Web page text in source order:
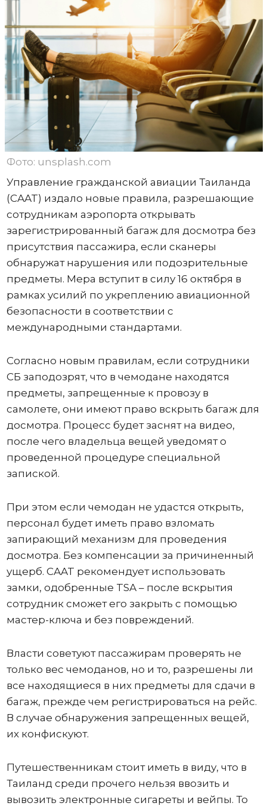
Фото: unsplash.com
Управление гражданской авиации Таиланда
(CAAT) издало новые правила, разрешающие
сотрудникам аэропорта открывать
зарегистрированный багаж для досмотра без
присутствия пассажира, если сканеры
обнаружат нарушения или подозрительные
предметы. Мера вступит в силу 16 октября в
рамках усилий по укреплению авиационной
безопасности в соответствии с
международными стандартами.
Согласно новым правилам, если сотрудники
СБ заподозрят, что в чемодане ​​находятся
предметы, запрещенные к провозу в
самолете, они имеют право вскрыть багаж для
досмотра. Процесс будет заснят на видео,
после чего владельца вещей уведомят о
проведенной процедуре специальной
запиской.
При этом если чемодан не удастся открыть,
персонал будет иметь право взломать
запирающий механизм для проведения
досмотра. Без компенсации за причиненный
ущерб. CAAT рекомендует использовать
замки, одобренные TSA – после вскрытия
сотрудник сможет его закрыть с помощью
мастер-ключа и без повреждений.
Власти советуют пассажирам проверять не
только вес чемоданов, но и то, разрешены ли
все находящиеся в них предметы для сдачи в
багаж, прежде чем регистрироваться на рейс.
В случае обнаружения запрещенных вещей,
их конфискуют.
Путешественникам стоит иметь в виду, что в
Таиланд среди прочего нельзя ввозить и
вывозить электронные сигареты и вейпы. То